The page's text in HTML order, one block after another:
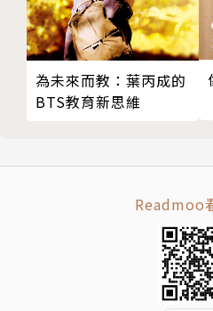
▍「愛貝睿家長教練」
在大陸愛貝睿（公眾號：
力、兒童大腦發育課程，得
風趣，一口軟糯的「臺式國
講都圈得一票媽媽粉。
w.facebook.com/
■ 愛貝睿｜官方網站
為未來而教：葉丙成的
BTS教育新思維
Readmoo